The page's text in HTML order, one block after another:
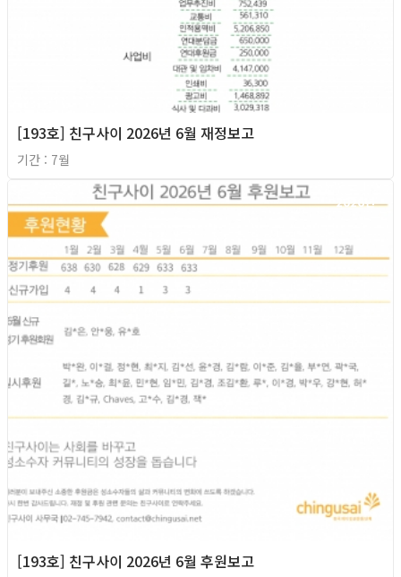
[193호] 친구사이 2026년 6월 재정보고
기간 : 7월
2026년
[193호] 친구사이 2026년 6월 후원보고